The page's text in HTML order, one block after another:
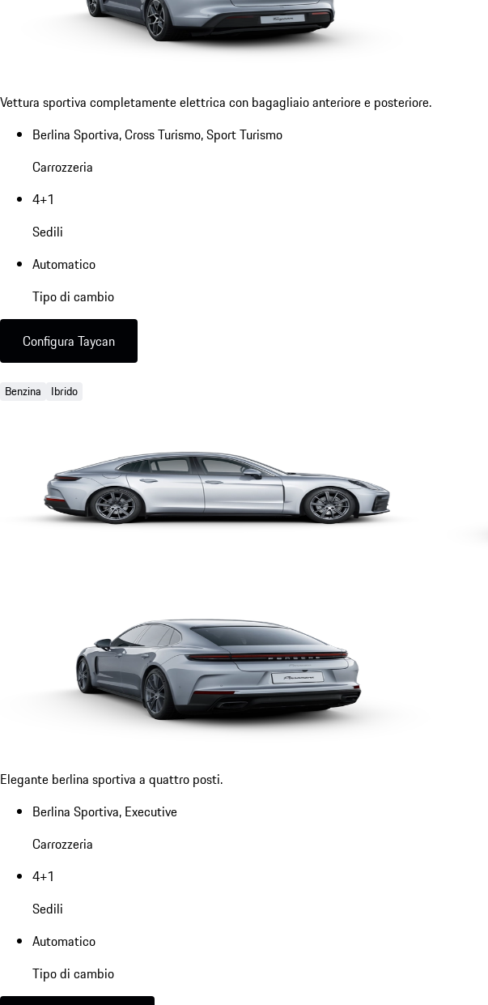
Vettura sportiva completamente elettrica con bagagliaio anteriore e posteriore.
Berlina Sportiva, Cross Turismo, Sport Turismo
Carrozzeria
4+1
Sedili
Automatico
Tipo di cambio
Configura Taycan
Benzina Ibrido
Elegante berlina sportiva a quattro posti.
Berlina Sportiva, Executive
Carrozzeria
4+1
Sedili
Automatico
Tipo di cambio